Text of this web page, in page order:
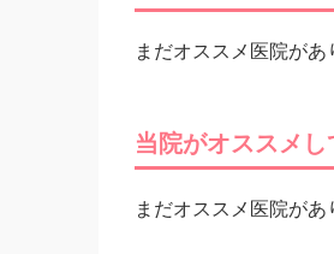
まだオススメ医院があ
当院がオススメ
まだオススメ医院があ